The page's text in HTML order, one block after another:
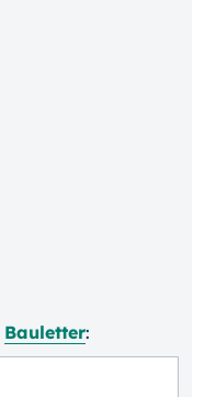
Bauletter: